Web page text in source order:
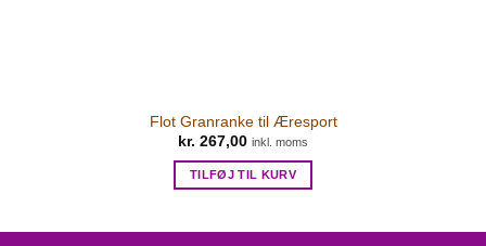
Flot Granranke til Æresport
kr. 267,00 inkl. moms
TILFØJ TIL KURV